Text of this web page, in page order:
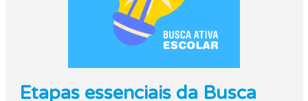
Etapas essenciais da Busca